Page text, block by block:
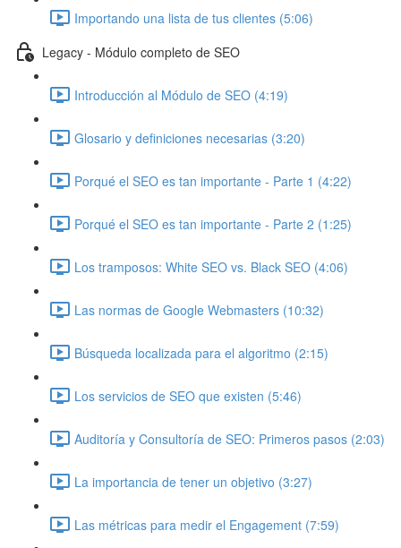
Importando una lista de tus clientes (5:06)
Legacy - Módulo completo de SEO
Introducción al Módulo de SEO (4:19)
Glosario y definiciones necesarias (3:20)
Porqué el SEO es tan importante - Parte 1 (4:22)
Porqué el SEO es tan importante - Parte 2 (1:25)
Los tramposos: White SEO vs. Black SEO (4:06)
Las normas de Google Webmasters (10:32)
Búsqueda localizada para el algoritmo (2:15)
Los servicios de SEO que existen (5:46)
Auditoría y Consultoría de SEO: Primeros pasos (2:03)
La importancia de tener un objetivo (3:27)
Las métricas para medir el Engagement (7:59)